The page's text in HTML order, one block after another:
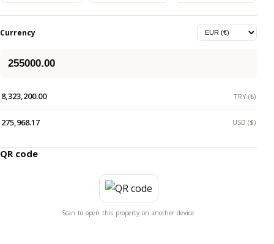
Currency
8,323,200.00 TRY (₺)
275,968.17 USD ($)
QR code
Scan to open this property on another device.